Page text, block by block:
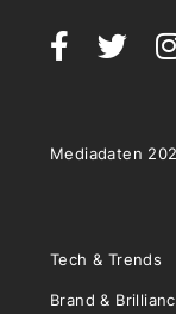
Mediadaten
Tech & Trends
Brand &